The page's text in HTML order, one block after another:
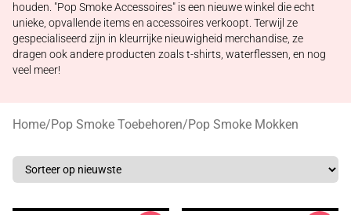
houden. "Pop Smoke Accessoires" is een nieuwe winkel die echt
unieke, opvallende items en accessoires verkoopt. Terwijl ze
gespecialiseerd zijn in kleurrijke nieuwigheid merchandise, ze
dragen ook andere producten zoals t-shirts, waterflessen, en nog
veel meer!
Home/Pop Smoke Toebehoren/Pop Smoke Mokken